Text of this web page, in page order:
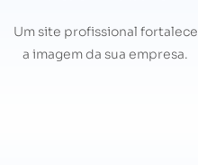
Um site profissional fortalece
a imagem da sua empresa.